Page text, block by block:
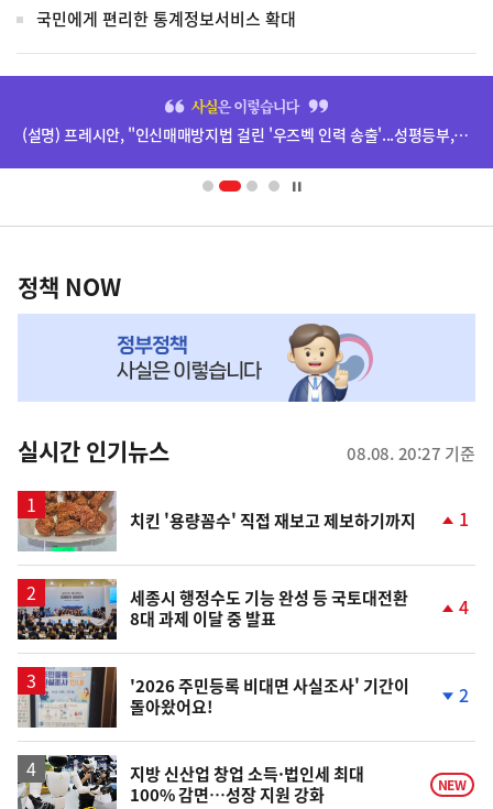
국민에게 편리한 통계정보서비스 확대
영
(설명) 프레시안, "인신매매방지법 걸린 '우즈벡 인력 송출'...성평등부,노동·법무부에 개선 요청" 관련
책
NOW,
뉴
스
정책 NOW
실시간 인기뉴스 08.08. 20:27 기준
치킨 '용량꼼수' 직접 재보고 제보하기까지 1
세종시 행정수도 기능 완성 등 국토대전환
8대 과제 이달 중 발표
4
'2026 주민등록 비대면 사실조사' 기간이
돌아왔어요!
락
2
지방 신산업 창업 소득·법인세 최대
100% 감면…성장 지원 강화
NEW